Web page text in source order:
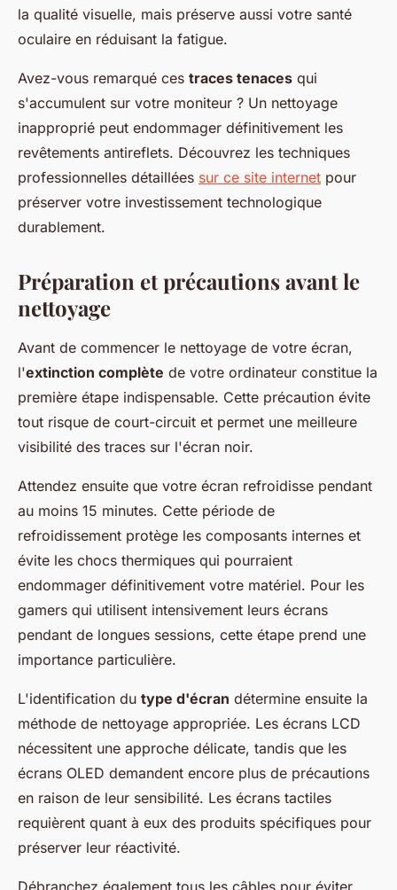
la qualité visuelle, mais préserve aussi votre santé
oculaire en réduisant la fatigue.
Avez-vous remarqué ces traces tenaces qui
s'accumulent sur votre moniteur ? Un nettoyage
inapproprié peut endommager définitivement les
revêtements antireflets. Découvrez les techniques
professionnelles détaillées sur ce site internet pour
préserver votre investissement technologique
durablement.
Préparation et précautions avant le
nettoyage
Avant de commencer le nettoyage de votre écran,
l'extinction complète de votre ordinateur constitue la
première étape indispensable. Cette précaution évite
tout risque de court-circuit et permet une meilleure
visibilité des traces sur l'écran noir.
Attendez ensuite que votre écran refroidisse pendant
au moins 15 minutes. Cette période de
refroidissement protège les composants internes et
évite les chocs thermiques qui pourraient
endommager définitivement votre matériel. Pour les
gamers qui utilisent intensivement leurs écrans
pendant de longues sessions, cette étape prend une
importance particulière.
L'identification du type d'écran détermine ensuite la
méthode de nettoyage appropriée. Les écrans LCD
nécessitent une approche délicate, tandis que les
écrans OLED demandent encore plus de précautions
en raison de leur sensibilité. Les écrans tactiles
requièrent quant à eux des produits spécifiques pour
préserver leur réactivité.